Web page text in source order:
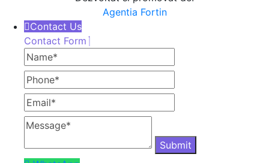
Agentia Fortin
Contact Us
Contact Form
Name
Phone
Email
Message